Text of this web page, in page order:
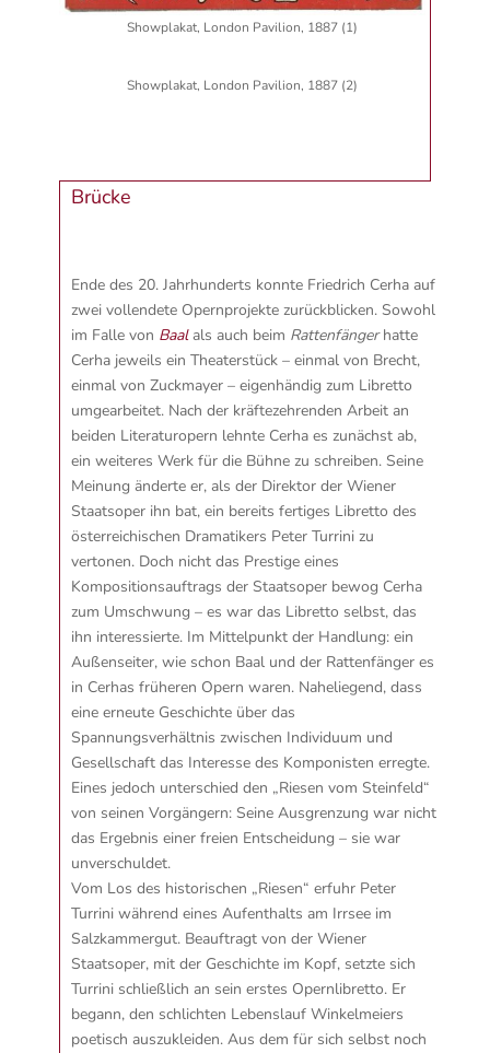
Showplakat, London Pavilion, 1887 (1)
Showplakat, London Pavilion, 1887 (2)
Brücke
Ende des 20. Jahrhunderts konnte Friedrich Cerha auf
zwei vollendete Opernprojekte zurückblicken. Sowohl
im Falle von Baal als auch beim Rattenfängerhatte
Cerha jeweils ein Theaterstück – einmal von Brecht,
einmal von Zuckmayer – eigenhändig zum Libretto
umgearbeitet. Nach der kräftezehrenden Arbeit an
beiden Literaturopern lehnte Cerha es zunächst ab,
ein weiteres Werk für die Bühne zu schreiben. Seine
Meinung änderte er, als der Direktor der Wiener
Staatsoper ihn bat, ein bereits fertiges Libretto des
österreichischen Dramatikers Peter Turrini zu
vertonen. Doch nicht das Prestige eines
Kompositionsauftrags der Staatsoper bewog Cerha
zum Umschwung – es war das Libretto selbst, das
ihn interessierte. Im Mittelpunkt der Handlung: ein
Außenseiter, wie schon Baal und der Rattenfänger es
in Cerhas früheren Opern waren. Naheliegend, dass
eine erneute Geschichte über das
Spannungsverhältnis zwischen Individuum und
Gesellschaft das Interesse des Komponisten erregte.
Eines jedoch unterschied den „Riesen vom Steinfeld“
von seinen Vorgängern: Seine Ausgrenzung war nicht
das Ergebnis einer freien Entscheidung – sie war
unverschuldet.
Vom Los des historischen „Riesen“ erfuhr Peter
Turrini während eines Aufenthalts am Irrsee im
Salzkammergut. Beauftragt von der Wiener
Staatsoper, mit der Geschichte im Kopf, setzte sich
Turrini schließlich an sein erstes Opernlibretto. Er
begann, den schlichten Lebenslauf Winkelmeiers
poetisch auszukleiden. Aus dem für sich selbst noch